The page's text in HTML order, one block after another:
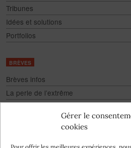
Gérer le
cookies
Tribunes
Idées et solutions
Portfolios
BRÈVES
Brèves infos
La perle de l’extrême
Fake
Culture pour tous